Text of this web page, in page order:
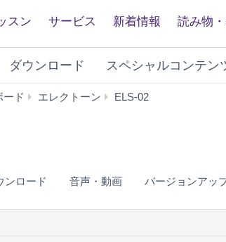
スン サービス 新着情報 読み物
ダウンロード スペシャルコンテン
ード エレクトーン ELS-02
ンロード 音声・動画 バージョンアッ